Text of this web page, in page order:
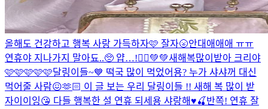
올해도 건강하고 행복 사랑 가득하자🩷 잘자🌝안대애애애 ㅠㅠ
연휴야 지나가지 말아됴..🥺 얍…!🧚‍♀️💚💚새해복많이받아 크리야
🩷🩷🩷🩷🩷달링이들~💙 떡국 많이 먹었어용? 누가 샤샤꺼 대신
먹어줄 사람😖🫶🏻 이 글 보는 우리 달링이들 !! 새해 복 많이 받
자이이잉😘 다들 행복한 설 연휴 되세용 샤랑해♥️🍒 반쪽! 연휴 잘